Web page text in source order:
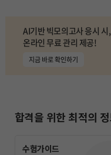
AI기반 빅모의고사 응시 시,
온라인 무료 관리 제공!
지금 바로 확인하기
합격을 위한 최적의
수험가이드